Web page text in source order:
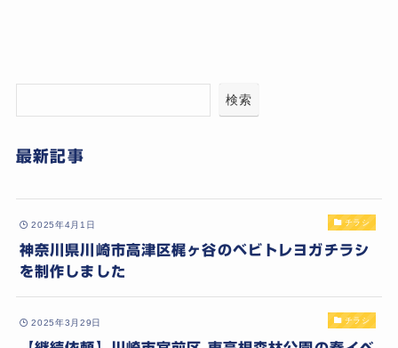
検索
最新記事
2025年4月1日 チラシ
神奈川県川崎市高津区梶ヶ谷のベビトレヨガチラシ
を制作しました
2025年3月29日 チラシ